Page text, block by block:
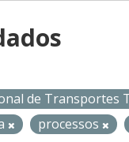
de Transportes
processos